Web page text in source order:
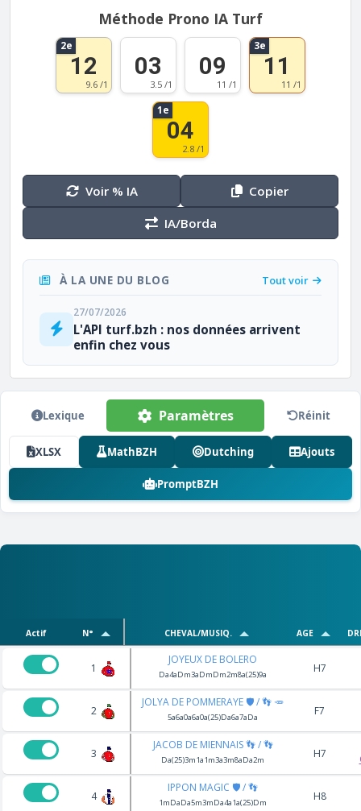
Méthode Prono IA Turf
2e
12
9.6 /1
03
3.5 /1
09
11 /1
3e
11
11 /1
1e
04
2.8 /1
Voir % IA
Copier
IA/Borda
À LA UNE DU BLOG Tout voir
27/07/2026
L'API turf.bzh : nos données arrivent
enfin chez vous
Lexique Paramètres Réinit
XLSX MathBZH Dutching Ajouts
PromptBZH
Actif N° CHEVAL/MUSIQ. AGE
1
JOYEUX DE BOLERO
Da4aDm3aDmDm2m8a(25)9a H7
2
JOLYA DE POMMERAYE 🛡️ / 👣 🥕
5a6a0a6a0a(25)Da6a7aDa F7
3
JACOB DE MIENNAIS 👣 / 👣
Da(25)3m1a1m3a3m8aDa2m H7
4
IPPON MAGIC 🛡️ / 👣
1mDaDa5m3mDa4a1a(25)Dm H8